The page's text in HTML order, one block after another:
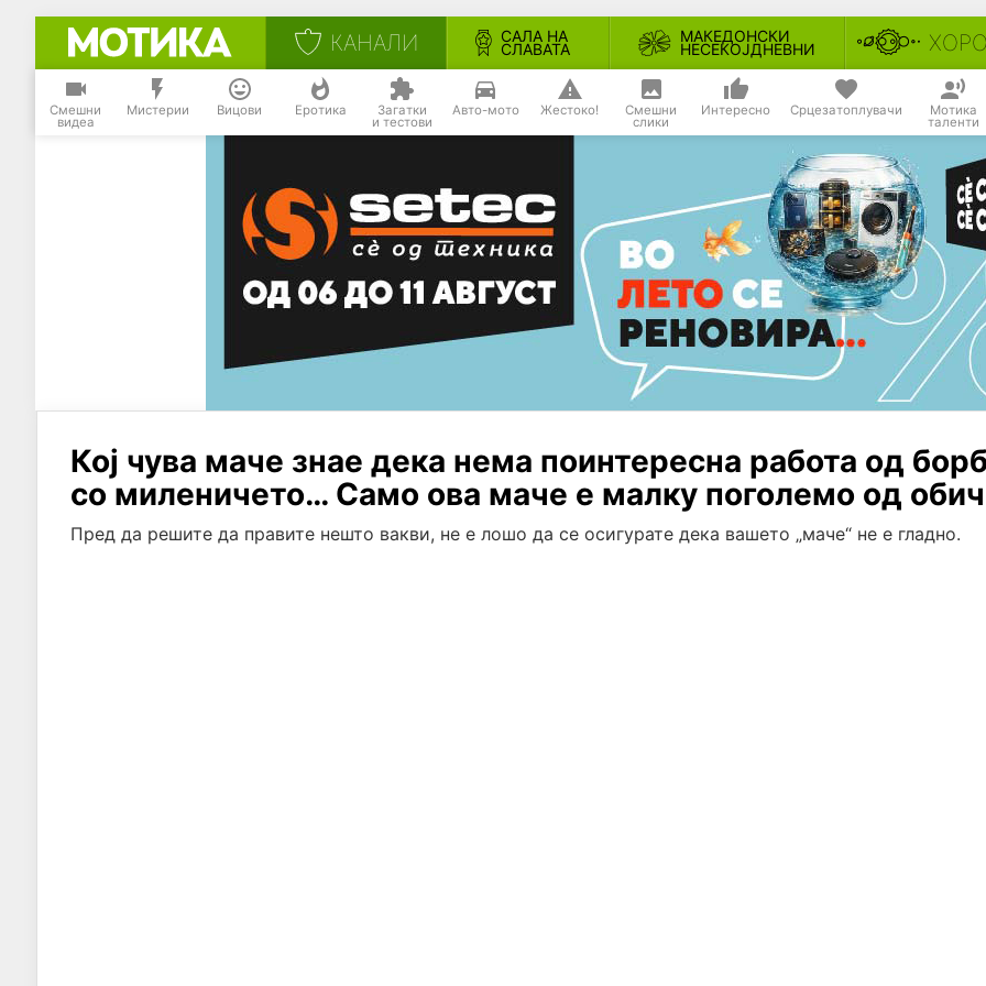
КАНАЛИ САЛА НА
СЛАВАТА
МАКЕДОНСКИ
НЕСЕКОЈДНЕВНИ
Смешни
видеа
Мистерии Вицови Еротика Загатки
и тестови
Авто-мото Жестоко! Смешни
слики
Интересно Срцезатоплувачи Мотика
таленти
Кој чува маче знае дека нема поинтересна работа од
со миленичето… Само ова маче е малку поголемо од
Пред да решите да правите нешто вакви, не е лошо да се осигурате дека вашето „маче“ не е гладно.